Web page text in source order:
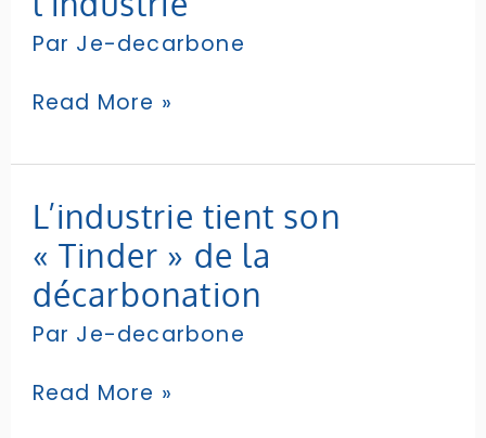
Par Je-decarbone
du
Pacte
mobilisation
la
décarbonation
et
des
économies
d’énergie
l’industrie
Read More »
L’industrie tient son
« Tinder » de la
décarbonation
Par Je-decarbone
L’industrie
tient
son
« Tinder »
de
la
Read More »